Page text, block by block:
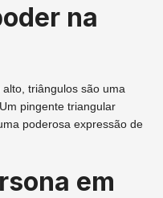
na
triângulos são uma
pingente triangular
poderosa expressão de
em